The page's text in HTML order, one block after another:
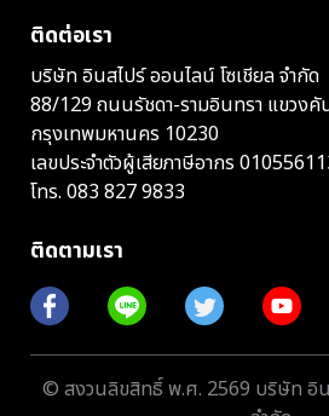
ติดต่อเรา
บริษัท อินสไปร์ ออนไลน์ โซเชียล จำกัด
88/129 ถนนรัชดา-รามอินทรา แขวงคั
กรุงเทพมหานคร 10230
เลขประจำตัวผู้เสียภาษีอากร
โทร. 083 827 9833
ติดตามเรา
© สงวนลิขสิทธิ์ พ.ศ. 2569 บริษัท อิน